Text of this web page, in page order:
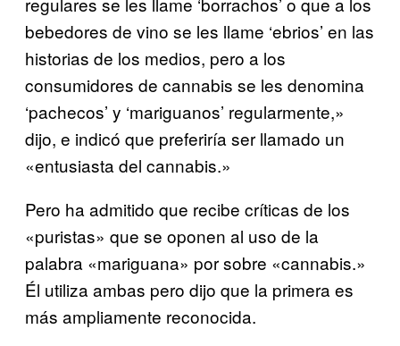
bebedores de vino se les llame ‘ebrios’ en las
historias de los medios, pero a los
consumidores de cannabis se les denomina
‘pachecos’ y ‘mariguanos’ regularmente,»
dijo, e indicó que preferiría ser llamado un
«entusiasta del cannabis.»
Pero ha admitido que recibe críticas de los
«puristas» que se oponen al uso de la
palabra «mariguana» por sobre «cannabis.»
Él utiliza ambas pero dijo que la primera es
más ampliamente reconocida.